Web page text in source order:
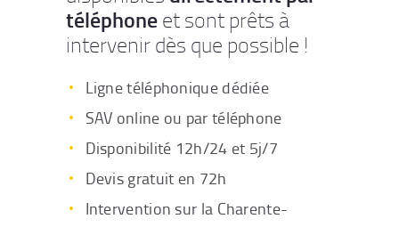
téléphoneet sont prêts à
intervenir dès que possible !
Ligne téléphonique dédiée
SAV online ou par téléphone
Disponibilité 12h/24 et 5j/7
Devis gratuit en 72h
Intervention sur la Charente-